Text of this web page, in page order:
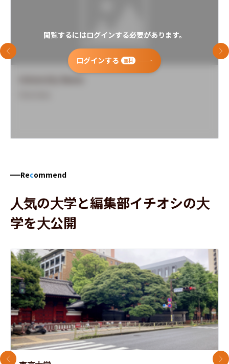
閲覧するにはログインする必要があります。
ログインする 無料
前のスライド 次
Recommend
人気の大学と編集部イチオシの大
学を大公開
前のスライド 次